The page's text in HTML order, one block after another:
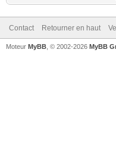
Contact Retourner en haut
Moteur MyBB , © 2002-2026 MyBB